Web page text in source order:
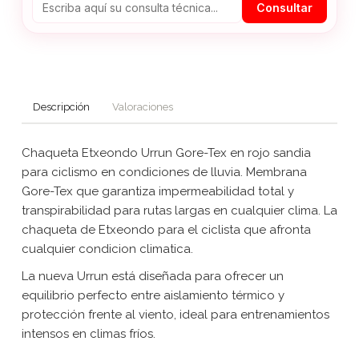
Consultar
Descripción Valoraciones
Chaqueta Etxeondo Urrun Gore-Tex en rojo sandia
para ciclismo en condiciones de lluvia. Membrana
Gore-Tex que garantiza impermeabilidad total y
transpirabilidad para rutas largas en cualquier clima. La
chaqueta de Etxeondo para el ciclista que afronta
cualquier condicion climatica.
La nueva Urrun está diseñada para ofrecer un
equilibrio perfecto entre aislamiento térmico y
protección frente al viento, ideal para entrenamientos
intensos en climas fríos.